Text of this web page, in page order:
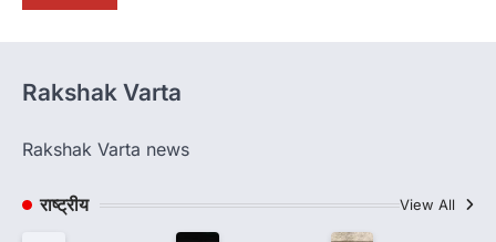
Rakshak Varta
Rakshak Varta news
राष्ट्रीय View All